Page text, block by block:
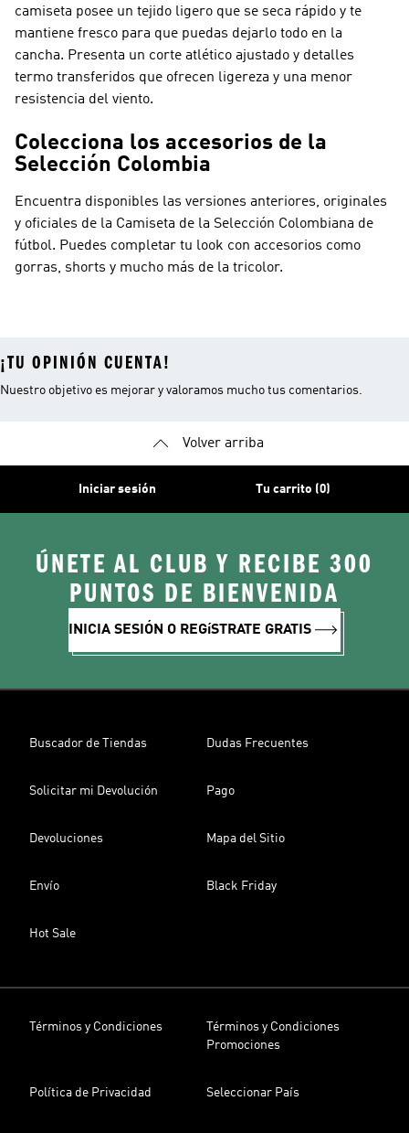
camiseta posee un tejido ligero que se seca rápido y te
mantiene fresco para que puedas dejarlo todo en la
cancha. Presenta un corte atlético ajustado y detalles
termo transferidos que ofrecen ligereza y una menor
resistencia del viento.
Colecciona los accesorios de la
Selección Colombia
Encuentra disponibles las versiones anteriores, originales
y oficiales de la Camiseta de la Selección Colombiana de
fútbol. Puedes completar tu look con accesorios como
gorras, shorts y mucho más de la tricolor.
¡TU OPINIÓN CUENTA!
Nuestro objetivo es mejorar y valoramos mucho tus comentarios.
Volver arriba
Iniciar sesión Tu carrito (0)
ÚNETE AL CLUB Y RECIBE 300
PUNTOS DE BIENVENIDA
INICIA SESIÓN O REGíSTRATE GRATIS
Buscador de Tiendas Dudas Frecuentes
Solicitar mi Devolución Pago
Devoluciones Mapa del Sitio
Envío Black Friday
Hot Sale
Términos y Condiciones
Términos y Condiciones
Promociones
Política de Privacidad Seleccionar País